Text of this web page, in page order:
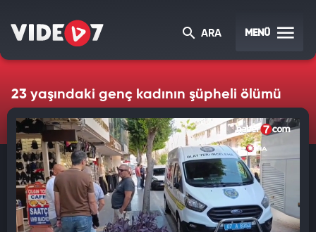
ARA MENÜ
23 yaşındaki genç kadının şüpheli ölümü